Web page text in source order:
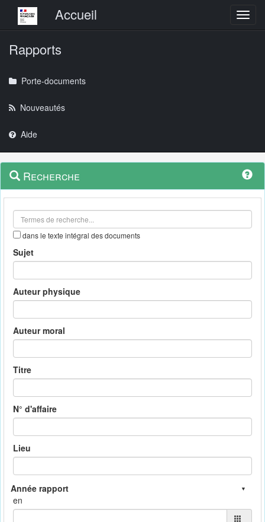
Menu principalAccueil
Rapports
Porte-documents
Nouveautés
Aide
Navigation
outils
Menu
contextuel
Recherche
dans le texte intégral des documents
Sujet
Auteur physique
Auteur moral
Titre
N° d'affaire
Lieu
en